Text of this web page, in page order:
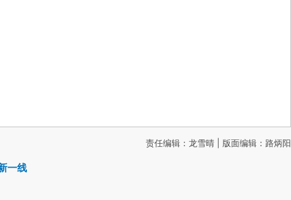
责任编辑：龙雪晴 | 版面编辑：路炳阳
一线